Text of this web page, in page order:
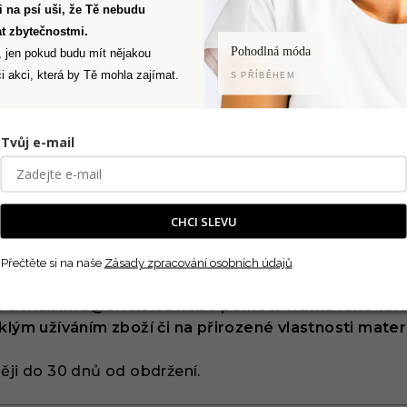
kupující za snížení hodnoty zboží, které
se s jeho povahou, vlastnostmi a funkčností.
plnění (reklamace)
v případě:
opravu, výměnu, slevu nebo odstoupení od
odstranění vady nebo slevu.
e-mailinfo@oriclo.cz nebo pomocí vratkového
užíváním zboží či na přirozené vlastnosti
do 30 dnů od obdržení.
na psí uši, že Tě nebudu
zbytečnostmi.
jen pokud budu mít nějakou
akci, která by Tě mohla zajímat.
Pohodlná móda
S PŘÍBĚHEM
Tvůj e-mail
CHCI SLEVU
Přečtěte si na naše Zásady zpracování osobních údajů